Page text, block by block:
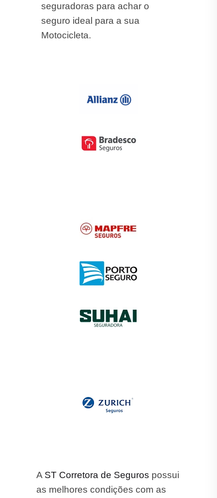
seguradoras para achar o
seguro ideal para a sua
Motocicleta.
A ST Corretora de Seguros possui
as melhores condições com as